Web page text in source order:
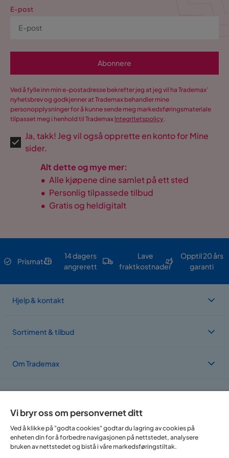
asparges, gulrøtter, hvitløk
og jordbær.
E-post
Abonnere
Ved å fylle inn min e-postadresse bekrefter jeg at jeg vil ha Trademax’
nyhetsbrev og godkjenner at Trademax behandler mine
personopplysninger for å kunne sende meg markedsføringsmateriale
tilpasset meg i henhold til Trademax Integritetspolicy.
Ja, takk! Jeg vil også opprette en konto for Mine
sider.
Alt dette og mye mer:
• Alle kjøpene dine samlet på ett sted
• Personlig tilpassede tilbud
• Gratis og heldigitalt
Prismatch
14 dagers
angrerett
Lave
fraktkostnader
Opptil 20 års
garanti
Hjelp & kontakt
Sortiment & tilbud
Om Trademax
Vi bryr oss om personvernet ditt
Ved å klikke på "godta cookies" godtar du lagring av cookies på
enheten din for å forbedre navigasjonen på nettstedet, analysere
bruken av nettstedet og bistå i våre markedsføringstiltak.